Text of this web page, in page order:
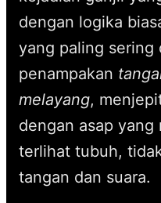
dengan logika
yang paling sering
penampakan
melayang,
dengan asap
terlihat tubuh,
tangan dan suara.